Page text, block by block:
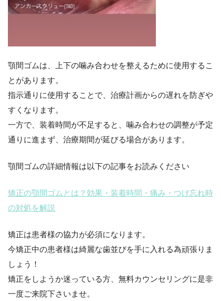
顎間ゴムは、上下の噛み合わせを整えるために使用するこ
とがあります。
指示通りに使用することで、治療計画からの遅れを防ぎや
すくなります。
一方で、装着時間が不足すると、噛み合わせの調整が予定
通りに進まず、治療期間が延びる場合があります。
顎間ゴムの詳細情報は以下の記事をお読みください
矯正の顎間ゴムとは？効果・装着時間・痛み・つけ忘れ時
の対処を解説
矯正は患者様の協力が必須になります。
今矯正中の患者様は綺麗な歯並びを手に入れる為頑張りま
しょう！
矯正をしようか迷っている方、無料カウンセリングに是非
一度ご来院下さいませ。